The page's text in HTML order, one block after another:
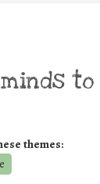
to
themes: